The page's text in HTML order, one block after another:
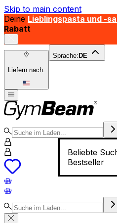
Skip to main content
Deine Lieblingspasta und -
Rabatt
Liefern nach:
Sprache: DE
Beliebte
Bestseller